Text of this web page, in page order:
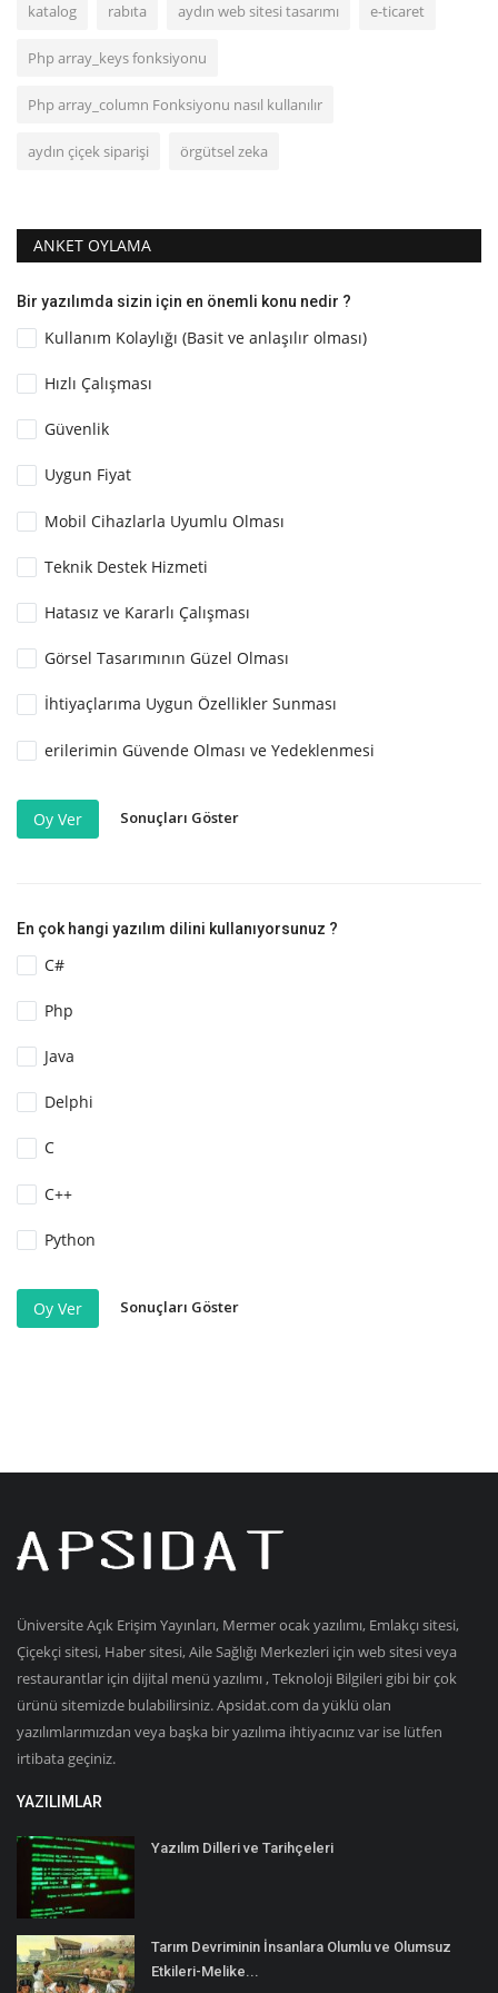
katalog rabıta aydın web sitesi tasarımı e-ticaret
Php array_keys fonksiyonu
Php array_column Fonksiyonu nasıl kullanılır
aydın çiçek siparişi örgütsel zeka
ANKET OYLAMA
Bir yazılımda sizin için en önemli konu nedir ?
Kullanım Kolaylığı (Basit ve anlaşılır olması)
Hızlı Çalışması
Güvenlik
Uygun Fiyat
Mobil Cihazlarla Uyumlu Olması
Teknik Destek Hizmeti
Hatasız ve Kararlı Çalışması
Görsel Tasarımının Güzel Olması
İhtiyaçlarıma Uygun Özellikler Sunması
erilerimin Güvende Olması ve Yedeklenmesi
Oy Ver Sonuçları Göster
En çok hangi yazılım dilini kullanıyorsunuz ?
C#
Php
Java
Delphi
C
C++
Python
Oy Ver Sonuçları Göster
Üniversite Açık Erişim Yayınları, Mermer ocak yazılımı, Emlakçı sitesi,
Çiçekçi sitesi, Haber sitesi, Aile Sağlığı Merkezleri için web sitesi veya
restaurantlar için dijital menü yazılımı , Teknoloji Bilgileri gibi bir çok
ürünü sitemizde bulabilirsiniz. Apsidat.com da yüklü olan
yazılımlarımızdan veya başka bir yazılıma ihtiyacınız var ise lütfen
irtibata geçiniz.
YAZILIMLAR
Yazılım Dilleri ve Tarihçeleri
Tarım Devriminin İnsanlara Olumlu ve Olumsuz
Etkileri-Melike...